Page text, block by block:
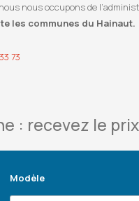
nous occupons de
les communes du Hainaut.
73
: recevez le
Modèle